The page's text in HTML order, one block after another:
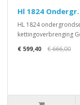
Hl 1824
HL 1824
kettingoverbrenging
€ 599,40
€ 666,00